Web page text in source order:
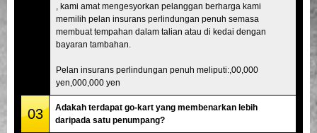
, kami amat mengesyorkan pelanggan berharga kami
memilih pelan insurans perlindungan penuh semasa
membuat tempahan dalam talian atau di kedai dengan
bayaran tambahan.
Pelan insurans perlindungan penuh meliputi:,00,000
yen,000,000 yen
03
Adakah terdapat go-kart yang membenarkan lebih
daripada satu penumpang?